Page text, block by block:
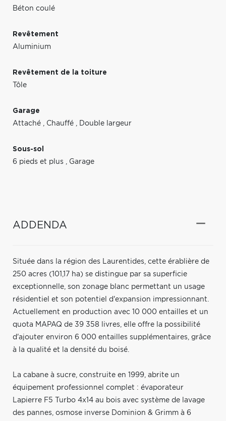
Béton coulé
Revêtement
Aluminium
Revêtement de la toiture
Tôle
Garage
Attaché , Chauffé , Double largeur
Sous-sol
6 pieds et plus , Garage
ADDENDA
Située dans la région des Laurentides, cette érablière de
250 acres (101,17 ha) se distingue par sa superficie
exceptionnelle, son zonage blanc permettant un usage
résidentiel et son potentiel d'expansion impressionnant.
Actuellement en production avec 10 000 entailles et un
quota MAPAQ de 39 358 livres, elle offre la possibilité
d'ajouter environ 6 000 entailles supplémentaires, grâce
à la qualité et la densité du boisé.
La cabane à sucre, construite en 1999, abrite un
équipement professionnel complet : évaporateur
Lapierre F5 Turbo 4x14 au bois avec système de lavage
des pannes, osmose inverse Dominion & Grimm à 6